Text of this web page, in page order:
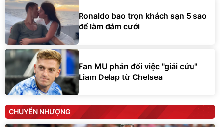
Ronaldo bao trọn khách sạn 5 sao
để làm đám cưới
Fan MU phản đối việc "giải cứu"
Liam Delap từ Chelsea
CHUYỂN NHƯỢNG